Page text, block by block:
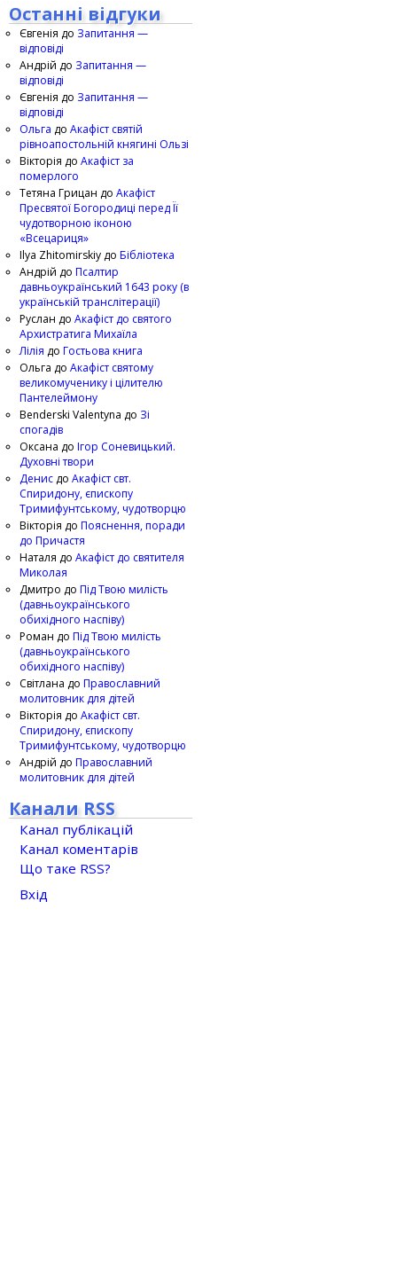
Останні відгуки
Євгенія до Запитання —
відповіді
Андрій до Запитання —
відповіді
Євгенія до Запитання —
відповіді
Ольга до Акафіст святій
рівноапостольній княгині Ользі
Вікторія до Акафіст за
померлого
Тетяна Грицан до Акафіст
Пресвятої Богородиці перед Її
чудотворною іконою
«Всецариця»
Ilya Zhitomirskiy до Бібліотека
Андрій до Псалтир
давньоукраїнський 1643 року (в
українській транслітерації)
Руслан до Акафіст до святого
Архистратига Михаїла
Лілія до Гостьова книга
Ольга до Акафіст святому
великомученику і цілителю
Пантелеймону
Benderski Valentyna до Зі
спогадів
Оксана до Ігор Соневицький.
Духовні твори
Денис до Акафіст свт.
Спиридону, єпископу
Тримифунтському, чудотворцю
Вікторія до Пояснення, поради
до Причастя
Наталя до Акафіст до святителя
Миколая
Дмитро до Під Твою милість
(давньоукраїнського
обихідного наспіву)
Роман до Під Твою милість
(давньоукраїнського
обихідного наспіву)
Світлана до Православний
молитовник для дітей
Вікторія до Акафіст свт.
Спиридону, єпископу
Тримифунтському, чудотворцю
Андрій до Православний
молитовник для дітей
Канали RSS
Канал публікацій
Канал коментарів
Що таке RSS?
Вхід